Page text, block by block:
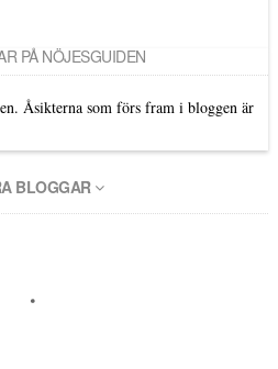
PÅ NÖJESGUIDEN
Åsikterna som förs fram i bloggen är
BLOGGAR